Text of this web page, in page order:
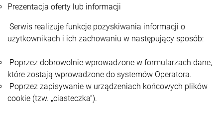
Prezentacja oferty lub informacji
Serwis realizuje funkcje pozyskiwania informacji o
użytkownikach i ich zachowaniu w następujący sposób:
Poprzez dobrowolnie wprowadzone w formularzach dane,
które zostają wprowadzone do systemów Operatora.
Poprzez zapisywanie w urządzeniach końcowych plików
cookie (tzw. „ciasteczka”).